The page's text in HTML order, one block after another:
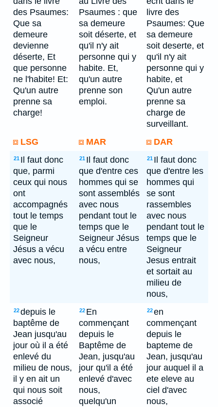
des Psaumes:
Que sa
demeure
devienne
déserte, Et
que personne
ne l'habite! Et:
Qu'un autre
prenne sa
charge!
Psaumes : que
sa demeure
soit déserte, et
qu'il n'y ait
personne qui y
habite. Et,
qu'un autre
prenne son
emploi.
livre des
Psaumes: Que
sa demeure
soit deserte, et
qu'il n'y ait
personne qui y
habite, et
Qu'un autre
prenne sa
charge de
surveillant.
LSG
MAR DAR
21 Il faut donc
que, parmi
ceux qui nous
ont
accompagnés
tout le temps
que le
Seigneur
Jésus a vécu
avec nous,
21 Il faut donc
que d'entre ces
hommes qui se
sont assemblés
avec nous
pendant tout le
temps que le
Seigneur Jésus
a vécu entre
nous,
21 Il faut donc
que d'entre les
hommes qui
se sont
rassembles
avec nous
pendant tout le
temps que le
Seigneur
Jesus entrait
et sortait au
milieu de
nous,
22depuis le
baptême de
Jean jusqu'au
jour où il a été
enlevé du
milieu de nous,
il y en ait un
qui nous soit
associé
22 En
commençant
depuis le
Baptême de
Jean, jusqu'au
jour qu'il a été
enlevé d'avec
nous,
quelqu'un
22en
commençant
depuis le
bapteme de
Jean, jusqu'au
jour auquel il a
ete eleve au
ciel d'avec
nous,